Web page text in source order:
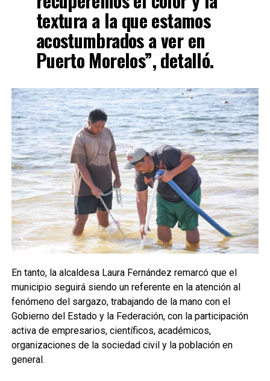
textura a la que estamos
acostumbrados a ver en
Puerto Morelos”, detalló.
En tanto, la alcaldesa Laura Fernández remarcó que el
municipio seguirá siendo un referente en la atención al
fenómeno del sargazo, trabajando de la mano con el
Gobierno del Estado y la Federación, con la participación
activa de empresarios, científicos, académicos,
organizaciones de la sociedad civil y la población en
general.